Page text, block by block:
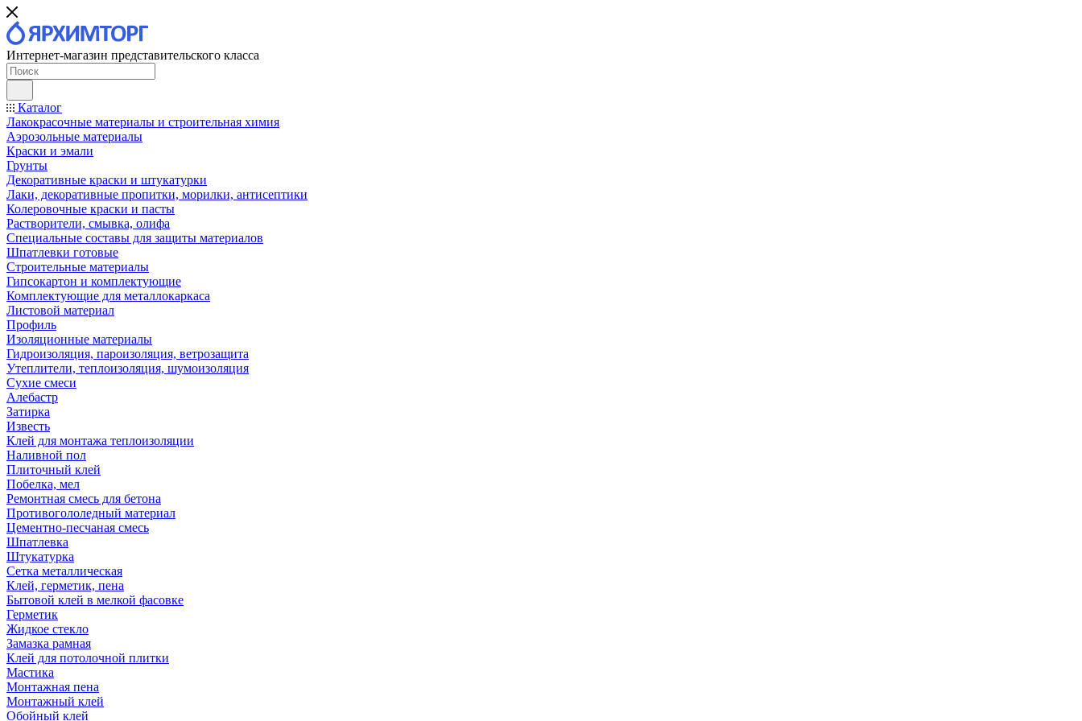
Интернет-магазин представительского класса
Каталог
Лакокрасочные материалы и строительная химия
Аэрозольные материалы
Краски и эмали
Грунты
Декоративные краски и штукатурки
Лаки, декоративные пропитки, морилки, антисептики
Колеровочные краски и пасты
Растворители, смывка, олифа
Специальные составы для защиты материалов
Шпатлевки готовые
Строительные материалы
Гипсокартон и комплектующие
Комплектующие для металлокаркаса
Листовой материал
Профиль
Изоляционные материалы
Гидроизоляция, пароизоляция, ветрозащита
Утеплители, теплоизоляция, шумоизоляция
Сухие смеси
Алебастр
Затирка
Известь
Клей для монтажа теплоизоляции
Наливной пол
Плиточный клей
Побелка, мел
Ремонтная смесь для бетона
Противогололедный материал
Цементно-песчаная смесь
Шпатлевка
Штукатурка
Сетка металлическая
Клей, герметик, пена
Бытовой клей в мелкой фасовке
Герметик
Жидкое стекло
Замазка рамная
Клей для потолочной плитки
Мастика
Монтажная пена
Монтажный клей
Обойный клей